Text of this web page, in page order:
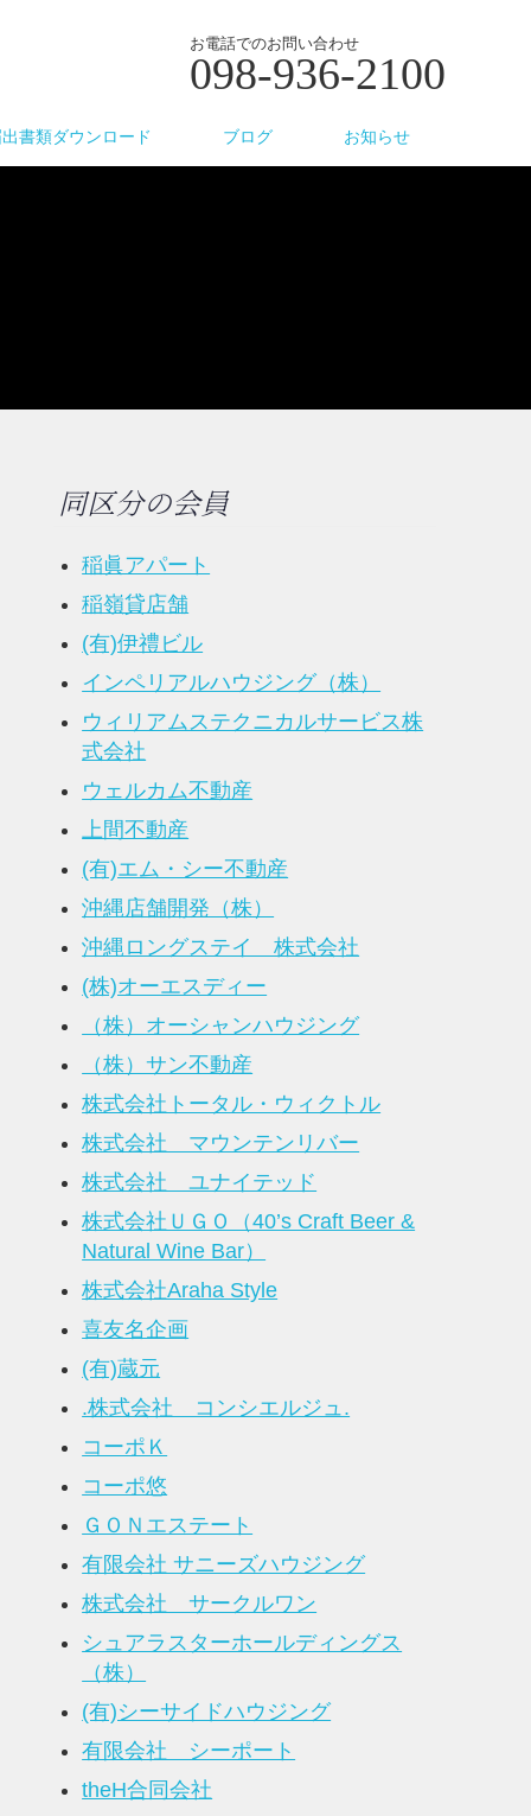
お電話でのお問い合わせ
098-936-2100
書類ダウンロード ブログ お知らせ
同区分の会員
稲眞アパート
稲嶺貸店舗
(有)伊禮ビル
インペリアルハウジング（株）
ウィリアムステクニカルサービス株
式会社
ウェルカム不動産
上間不動産
(有)エム・シー不動産
沖縄店舗開発（株）
沖縄ロングステイ 株式会社
(株)オーエスディー
（株）オーシャンハウジング
（株）サン不動産
株式会社トータル・ウィクトル
株式会社 マウンテンリバー
株式会社 ユナイテッド
株式会社ＵＧＯ（40’s Craft Beer &
Natural Wine Bar）
株式会社Araha Style
喜友名企画
(有)蔵元
.株式会社 コンシエルジュ.
コーポＫ
コーポ悠
ＧＯＮエステート
有限会社 サニーズハウジング
株式会社 サークルワン
シュアラスターホールディングス
（株）
(有)シーサイドハウジング
有限会社 シーポート
theH合同会社